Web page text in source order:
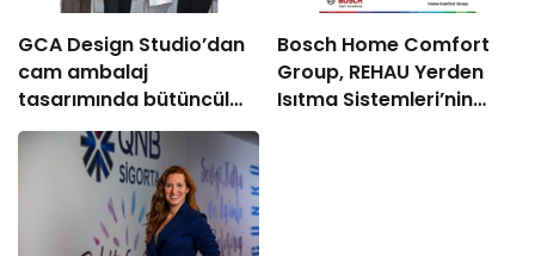
GCA Design Studio’dan
cam ambalaj
tasarımında bütüncül
yaklaşım
Bosch Home Comfort
Group, REHAU Yerden
Isıtma Sistemleri’nin